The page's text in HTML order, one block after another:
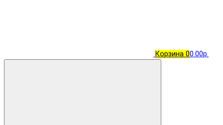
Корзина 00.00р.